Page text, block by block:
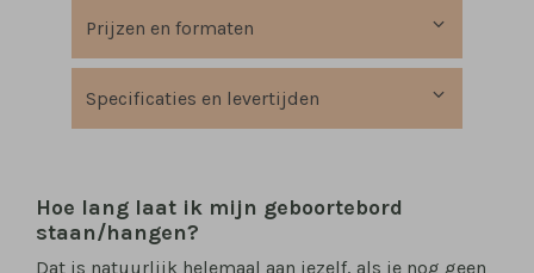
Prijzen en formaten
Specificaties en levertijden
Hoe lang laat ik mijn geboortebord
staan/hangen?
Dat is natuurlijk helemaal aan jezelf, als je nog geen